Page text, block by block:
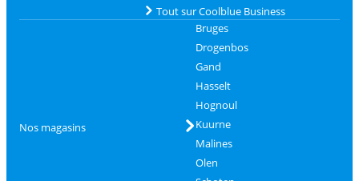
Tout sur Coolblue Business
Nos magasins
Bruges
Drogenbos
Gand
Hasselt
Hognoul
Kuurne
Malines
Olen